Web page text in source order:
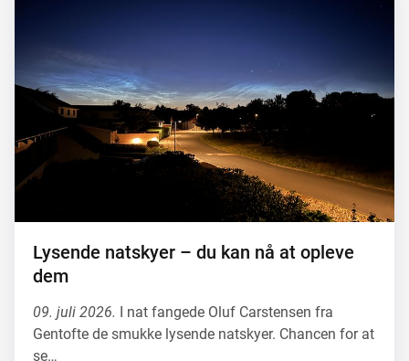
Lysende natskyer – du kan nå at opleve
dem
09. juli 2026. I nat fangede Oluf Carstensen fra
Gentofte de smukke lysende natskyer. Chancen for at
se…